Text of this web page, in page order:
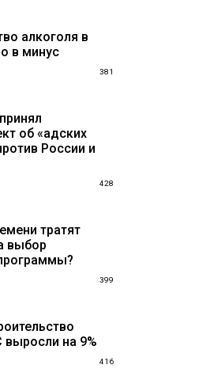
алкоголя в
в минус
381
об «адских
России и
428
тратят
выбор
399
на 9%
416